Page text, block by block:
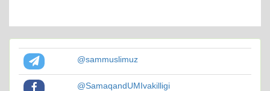
@sammuslimuz
@SamaqandUMIvakilligi